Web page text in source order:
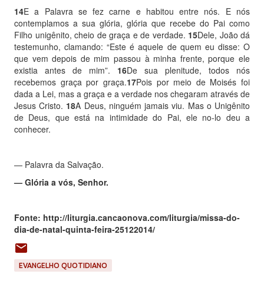
14E a Palavra se fez carne e habitou entre nós. E nós
contemplamos a sua glória, glória que recebe do Pai como
Filho unigênito, cheio de graça e de verdade. 15Dele, João dá
testemunho, clamando: “Este é aquele de quem eu disse: O
que vem depois de mim passou à minha frente, porque ele
existia antes de mim”. 16De sua plenitude, todos nós
recebemos graça por graça.17Pois por meio de Moisés foi
dada a Lei, mas a graça e a verdade nos chegaram através de
Jesus Cristo. 18A Deus, ninguém jamais viu. Mas o Unigênito
de Deus, que está na intimidade do Pai, ele no-lo deu a
conhecer.
— Palavra da Salvação.
— Glória a vós, Senhor.
Fonte: http://liturgia.cancaonova.com/liturgia/missa-do-
dia-de-natal-quinta-feira-25122014/
EVANGELHO QUOTIDIANO